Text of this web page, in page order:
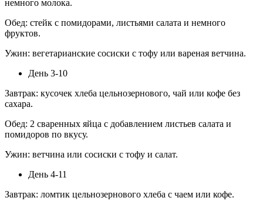
немного молока.
Обед: стейк с помидорами, листьями салата и немного
фруктов.
Ужин: вегетарианские сосиски с тофу или вареная ветчина.
День 3-10
Завтрак: кусочек хлеба цельнозернового, чай или кофе без
сахара.
Обед: 2 сваренных яйца с добавлением листьев салата и
помидоров по вкусу.
Ужин: ветчина или сосиски с тофу и салат.
День 4-11
Завтрак: ломтик цельнозернового хлеба с чаем или кофе.